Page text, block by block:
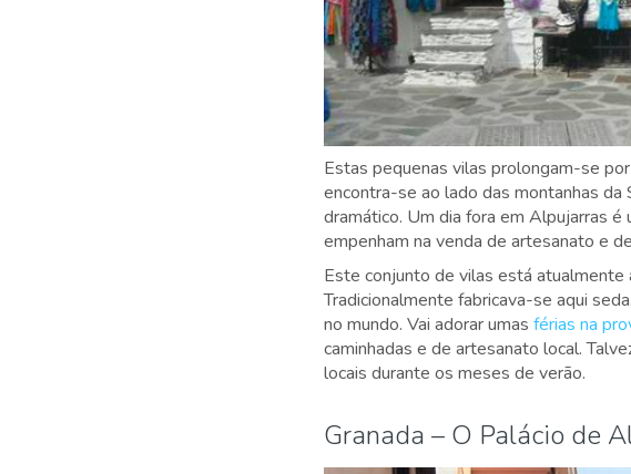
Estas pequenas vilas prolongam-se
encontra-se ao lado das montanhas
dramático. Um dia fora em Alpujarras é
empenham na venda de artesanato e
Este conjunto de vilas está atualmente
Tradicionalmente fabricava-se aqui
no mundo. Vai adorar umas férias na
caminhadas e de artesanato local.
locais durante os meses de verão.
Granada – O Palácio de